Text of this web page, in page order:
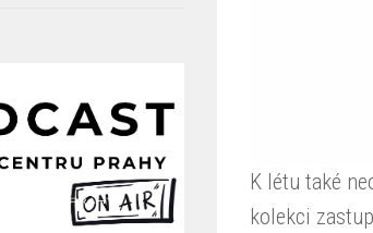
K létu také
kolekci